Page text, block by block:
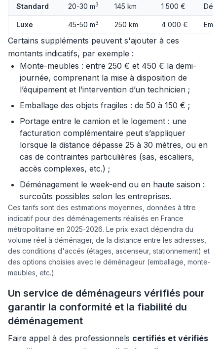
Standard 20-30 m3 145 km 1 500 €
Luxe 45-50 m3 250 km 4 000 €
Certains suppléments peuvent s'ajouter à ces
montants indicatifs, par exemple :
Monte-meubles : entre 250 € et 450 € la demi-
journée, comprenant la mise à disposition de
l’équipement et l’intervention d’un technicien ;
Emballage des objets fragiles : de 50 à 150 € ;
Portage entre le camion et le logement : une
facturation complémentaire peut s’appliquer
lorsque la distance dépasse 25 à 30 mètres, ou en
cas de contraintes particulières (sas, escaliers,
accès complexes, etc.) ;
Déménagement le week-end ou en haute saison :
surcoûts possibles selon les entreprises.
Ces tarifs sont des estimations moyennes, données à titre
indicatif pour des déménagements réalisés en France
métropolitaine en 2025-2026. Le prix exact dépendra du
volume réel à déménager, de la distance entre les adresses,
des conditions d'accés (étages, ascenseur, stationnement) et
des options choisies avec le déménageur (emballage, monte-
meubles, etc.).
Un service de déménageurs vérifiés pour
garantir la conformité et la fiabilité du
déménagement
Faire appel à des professionnels certifiés et vérifiés